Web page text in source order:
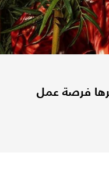
فرصة عمل